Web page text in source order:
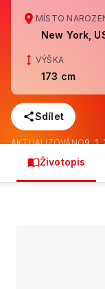
MÍSTO
New York,
VÝŠKA
173 cm
Sdílet
AKTUALIZOVÁNO9. 1.
Životopis